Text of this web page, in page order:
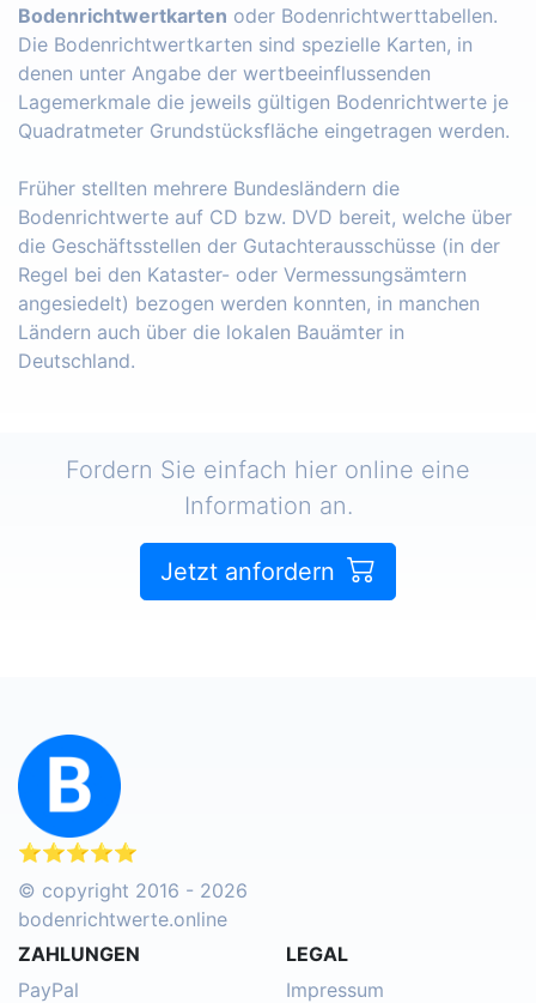
Bodenrichtwertkarten oder Bodenrichtwerttabellen.
Die Bodenrichtwertkarten sind spezielle Karten, in
denen unter Angabe der wertbeeinflussenden
Lagemerkmale die jeweils gültigen Bodenrichtwerte je
Quadratmeter Grundstücksfläche eingetragen werden.
Früher stellten mehrere Bundesländern die
Bodenrichtwerte auf CD bzw. DVD bereit, welche über
die Geschäftsstellen der Gutachterausschüsse (in der
Regel bei den Kataster- oder Vermessungsämtern
angesiedelt) bezogen werden konnten, in manchen
Ländern auch über die lokalen Bauämter in
Deutschland.
Fordern Sie einfach hier online eine
Information an.
Jetzt anfordern
⭐⭐⭐⭐⭐
© copyright 2016 - 2026
bodenrichtwerte.online
ZAHLUNGEN
PayPal
LEGAL
Impressum